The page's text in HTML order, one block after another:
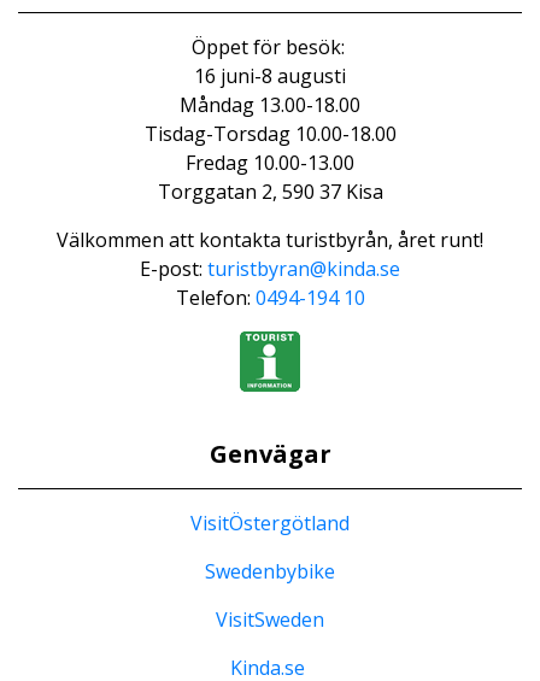
Öppet för besök:
16 juni-8 augusti
Måndag 13.00-18.00
Tisdag-Torsdag 10.00-18.00
Fredag 10.00-13.00
Torggatan 2, 590 37 Kisa
Välkommen att kontakta turistbyrån, året runt!
E-post: turistbyran@kinda.se
Telefon: 0494-194 10
Genvägar
VisitÖstergötland
Swedenbybike
VisitSweden
Kinda.se